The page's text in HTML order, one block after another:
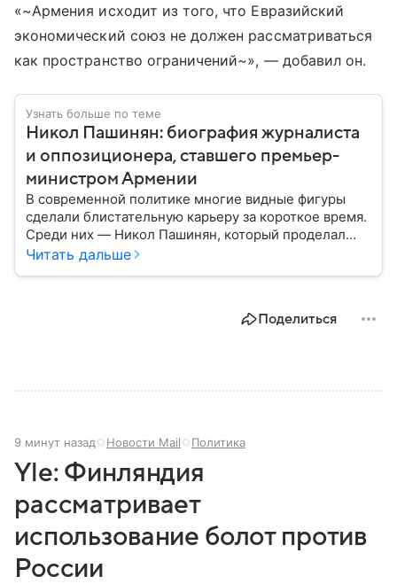
«~Армения исходит из того, что Евразийский
экономический союз не должен рассматриваться
как пространство ограничений~», — добавил он.
Узнать больше по теме
Никол Пашинян: биография журналиста
и оппозиционера, ставшего премьер-
министром Армении
В современной политике многие видные фигуры
сделали блистательную карьеру за короткое время.
Среди них — Никол Пашинян, который проделал
путь от журналиста и оппозиционера до главы
Читать дальше
Поделиться
9 минут назад Новости Mail Политика
Yle: Финляндия
рассматривает
использование болот против
России